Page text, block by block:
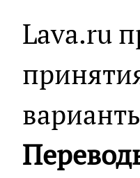
Lava.ru